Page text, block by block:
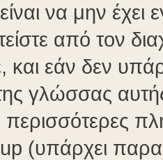
να μην
από τον
και εάν δεν
γλώσσας
περισσότερες
(υπάρχει